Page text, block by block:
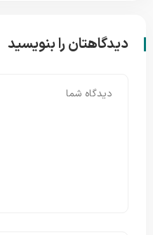
دیدگاهتان را بنویسید